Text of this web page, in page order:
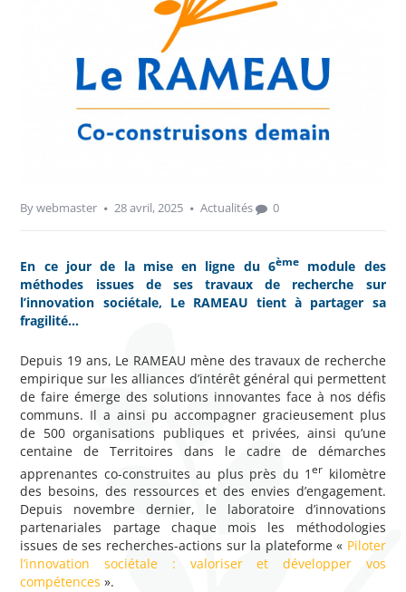
Bywebmaster 28 avril, 2025 Actualités 0
En ce jour de la mise en ligne du 6ème
module des
méthodes issues de ses travaux de recherche sur
l’innovation sociétale, Le RAMEAU tient à partager sa
fragilité…
Depuis 19 ans, Le RAMEAU mène des travaux de recherche
empirique sur les alliances d’intérêt général qui permettent
de faire émerge des solutions innovantes face à nos défis
communs. Il a ainsi pu accompagner gracieusement plus
de 500 organisations publiques et privées, ainsi qu’une
centaine de Territoires dans le cadre de démarches
apprenantes co-construites au plus près du 1er kilomètre
des besoins, des ressources et des envies d’engagement.
Depuis novembre dernier, le laboratoire d’innovations
partenariales partage chaque mois les méthodologies
issues de ses recherches-actions sur la plateforme « Piloter
l’innovation sociétale : valoriser et développer vos
compétences ».